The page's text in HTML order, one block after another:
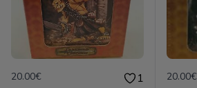
20.00€ 1 20.00€